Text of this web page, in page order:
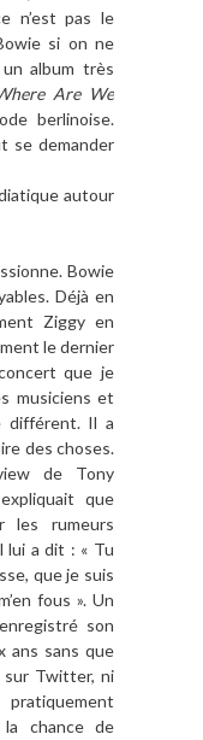
n’est pas le
si on ne
album très
Are We
berlinoise.
se demander
autour
Bowie
Déjà en
Ziggy en
le dernier
que je
musiciens et
différent. Il a
des choses.
de Tony
que
rumeurs
lui a dit : « Tu
que je suis
fous ». Un
son
ans sans que
sur Twitter, ni
la chance de